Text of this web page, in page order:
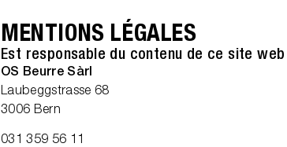
MENTIONS LÉGALES
Est responsable du contenu de ce site web
OS Beurre Sàrl
Laubeggstrasse 68
3006 Bern
031 359 56 11